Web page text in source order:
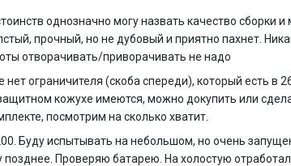
однозначно могу назвать качество сборки и
прочный, но не дубовый и приятно пахнет.
отворачивать/приворачивать не надо
нет ограничителя (скоба спереди), который есть в
кожухе имеются, можно докупить или
посмотрим на сколько хватит.
Буду испытывать на небольшом, но очень
Проверяю батарею. На холостую